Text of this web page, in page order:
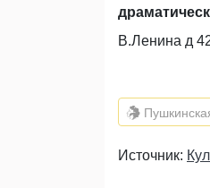
В.Ленина д
Источник: